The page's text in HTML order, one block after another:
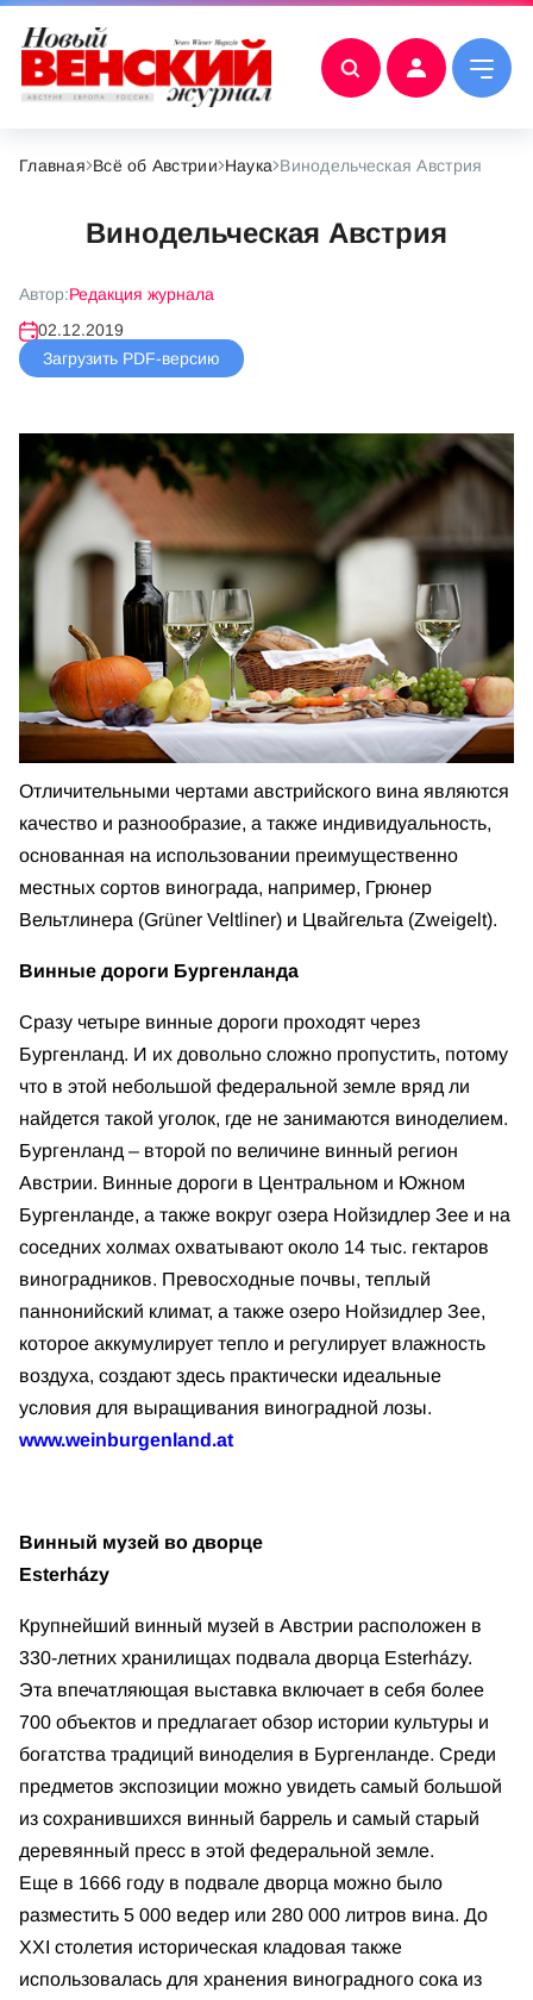
Главная Всё об Австрии Наука Винодельческая Австрия
Винодельческая Австрия
Автор:Редакция журнала
02.12.2019
Загрузить PDF-версию
Отличительными чертами австрийского вина являются
качество и разнообразие, а также индивидуальность,
основанная на использовании преимущественно
местных сортов винограда, например, Грюнер
Вельтлинера (Grüner Veltliner) и Цвайгельта (Zweigelt).
Винные дороги Бургенланда
Сразу четыре винные дороги проходят через
Бургенланд. И их довольно сложно пропустить, потому
что в этой небольшой федеральной земле вряд ли
найдется такой уголок, где не занимаются виноделием.
Бургенланд – второй по величине винный регион
Австрии. Винные дороги в Центральном и Южном
Бургенланде, а также вокруг озера Нойзидлер Зее и на
соседних холмах охватывают около 14 тыс. гектаров
виноградников. Превосходные почвы, теплый
паннонийский климат, а также озеро Нойзидлер Зее,
которое аккумулирует тепло и регулирует влажность
воздуха, создают здесь практически идеальные
условия для выращивания виноградной лозы.
www.weinburgenland.at
Винный музей во дворце
Esterházy
Крупнейший винный музей в Австрии расположен в
330-летних хранилищах подвала дворца Esterházy.
Эта впечатляющая выставка включает в себя более
700 объектов и предлагает обзор истории культуры и
богатства традиций виноделия в Бургенланде. Среди
предметов экспозиции можно увидеть самый большой
из сохранившихся винный баррель и самый старый
деревянный пресс в этой федеральной земле.
Еще в 1666 году в подвале дворца можно было
разместить 5 000 ведер или 280 000 литров вина. До
XXI столетия историческая кладовая также
использовалась для хранения виноградного сока из